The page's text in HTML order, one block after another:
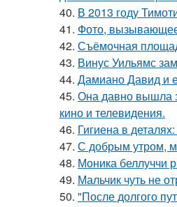
40. В 2013 году
41. Фото,
42. Съёмочная
43. Винус Уильямс
44. Дамиано Давид и
45. Она давно вышла
кино и телевидения.
46. Гигиена в
47. С добрым утром,
48. Моника беллуччи
49. Мальчик чуть не
50. "После долгого